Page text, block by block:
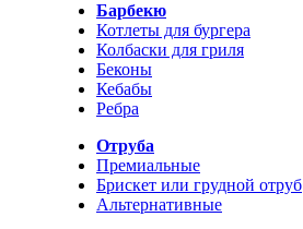
Барбекю
Котлеты для бургера
Колбаски для гриля
Беконы
Кебабы
Ребра
Отруба
Премиальные
Брискет или грудной отруб
Альтернативные